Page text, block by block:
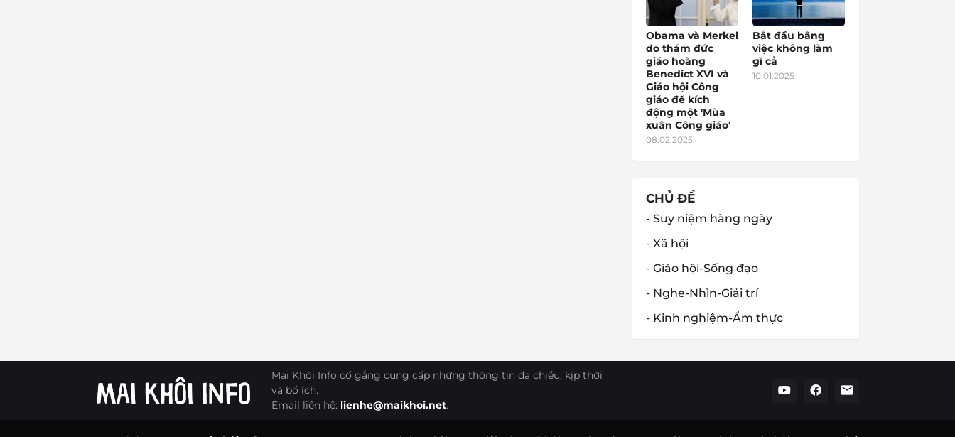
Obama và Merkel
do thám đức
giáo hoàng
Benedict XVI và
Giáo hội Công
giáo để kích
động một 'Mùa
xuân Công giáo'
08.02.2025
Bắt đầu bằng
việc không làm
gì cả
10.01.2025
CHỦ ĐỀ
- Suy niệm hàng ngày
- Xã hội
- Giáo hội-Sống đạo
- Nghe-Nhìn-Giải trí
- Kinh nghiệm-Ẩm thực
Mai Khôi Info cố gắng cung cấp những thông tin đa chiều, kịp thời
và bổ ích.
Email liên hệ: lienhe@maikhoi.net.